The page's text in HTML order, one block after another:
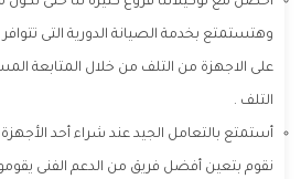
وهتستمتع بخدمة الصيانة الدورية التى
على الاجهزة من التلف من خلال المتابعة
التلف .
أستمتع بالتعامل الجيد عند شراء أحد
نقوم بتعين أفضل فريق من الدعم الفنى